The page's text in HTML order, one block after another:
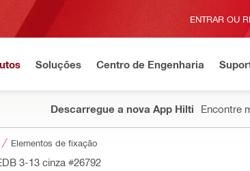
ENTRAR OU
Soluções Centro de Engenharia
Descarregue a nova App Hilti Encontre
Elementos de fixação
3-13 cinza #26792